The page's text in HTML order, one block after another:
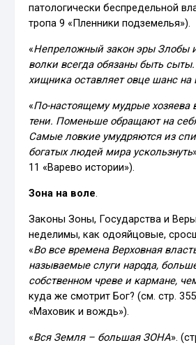
патологически беспредельной
тропа 9 «Пленники подземелья»).
«Непреложный закон эры Злобы
волки всегда обязаны быть
хищника оставляет овце шанс
«По-настоящему мудрые хозяева
тени. Поменьше обращают на
Самые ловкие умудряются из
богатых людей мира ускользнуть
11 «Варево истории»).
Зона на воле.
Законы Зоны, Государства и
неделимы, как одояйцовые,
«Во все времена Верховная
называемые слуги народа,
собственном чреве и кармане,
куда же смотрит Бог? (см. стр.
«Маховик и вождь»).
«Вся Земля – большая ЗОНА».